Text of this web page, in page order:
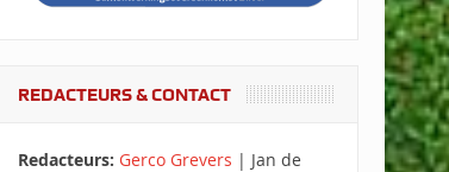
REDACTEURS & CONTACT
Redacteurs: Gerco Grevers | Jan de